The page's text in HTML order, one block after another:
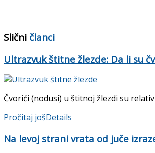
Slični članci
Ultrazvuk štitne žlezde: Da li su
Čvorići (nodusi) u štitnoj žlezdi su
Pročitaj jošDetails
Na levoj strani vrata od juče